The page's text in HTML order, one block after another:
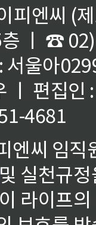
피엔씨 (
ㅣ ☎
서울아
ㅣ 편집인
4681
엔씨 임
및 실천규
라이프